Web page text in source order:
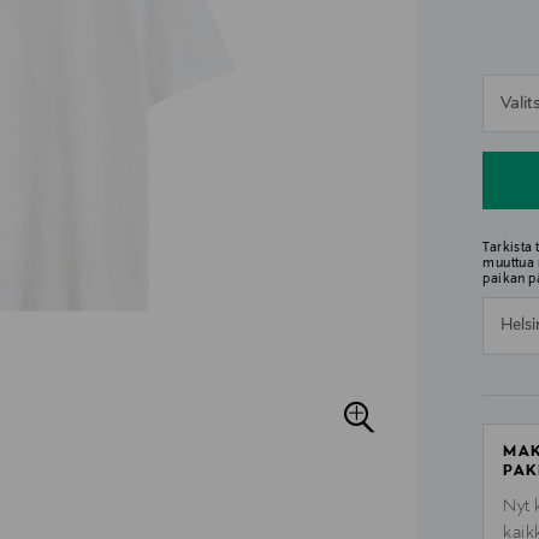
Tarkista
muuttua
paikan
Nyt